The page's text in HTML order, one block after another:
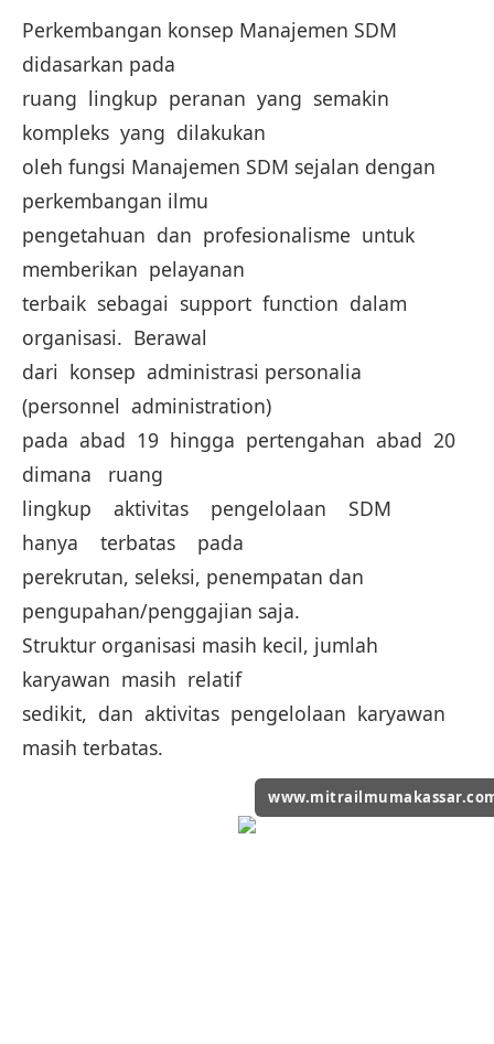
Perkembangan konsep Manajemen SDM
didasarkan pada
ruang lingkup peranan yang semakin
kompleks yang dilakukan
oleh fungsi Manajemen SDM sejalan dengan
perkembangan ilmu
pengetahuan dan profesionalisme untuk
memberikan pelayanan
terbaik sebagai support function dalam
organisasi. Berawal
dari konsep administrasi personalia
(personnel administration)
pada abad 19 hingga pertengahan abad 20
dimana ruang
lingkup aktivitas pengelolaan SDM
hanya terbatas pada
perekrutan, seleksi, penempatan dan
pengupahan/penggajian saja.
Struktur organisasi masih kecil, jumlah
karyawan masih relatif
sedikit, dan aktivitas pengelolaan karyawan
masih terbatas.